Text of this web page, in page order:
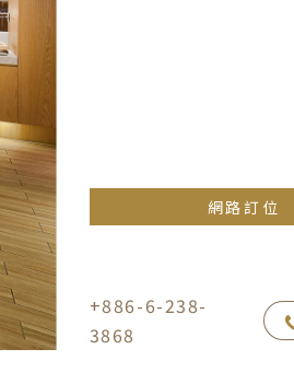
網路訂位
+886-6-238-
3868